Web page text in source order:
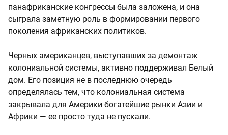
панафриканские конгрессы была заложена, и она
сыграла заметную роль в формировании первого
поколения африканских политиков.
Черных американцев, выступавших за демонтаж
колониальной системы, активно поддерживал Белый
дом. Его позиция не в последнюю очередь
определялась тем, что колониальная система
закрывала для Америки богатейшие рынки Азии и
Африки — ее просто туда не пускали.